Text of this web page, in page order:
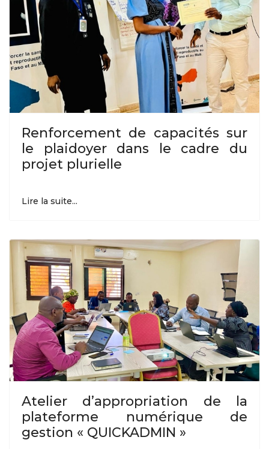
Renforcement de capacités sur
le plaidoyer dans le cadre du
projet plurielle
Lire la suite...
Atelier d’appropriation de la
plateforme numérique de
gestion « QUICKADMIN »